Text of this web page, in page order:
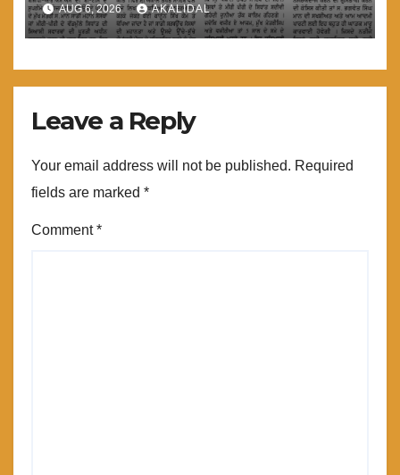
AUG 6, 2026 AKALIDAL
Leave a Reply
Your email address will not be published. Required
fields are marked *
Comment*